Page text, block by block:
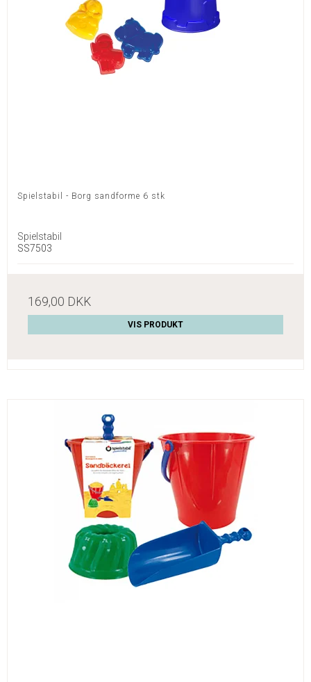
Spielstabil - Borg sandforme 6 stk
Spielstabil
SS7503
169,00 DKK
VIS PRODUKT